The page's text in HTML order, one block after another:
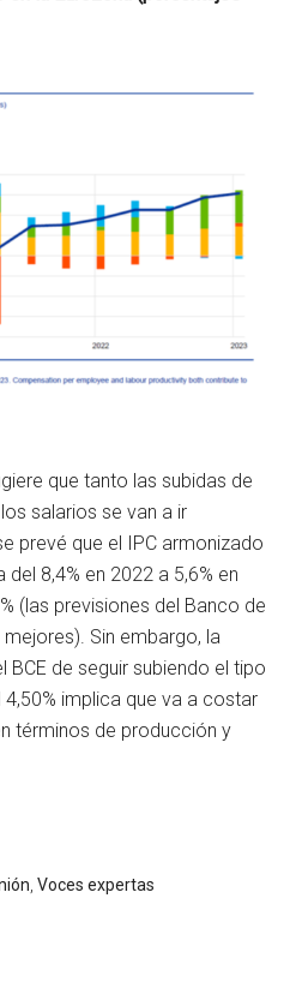
que tanto las subidas de
salarios se van a ir
prevé que el IPC armonizado
8,4% en 2022 a 5,6% en
(las previsiones del Banco de
Sin embargo, la
de seguir subiendo el tipo
implica que va a costar
términos de producción y
,Voces expertas